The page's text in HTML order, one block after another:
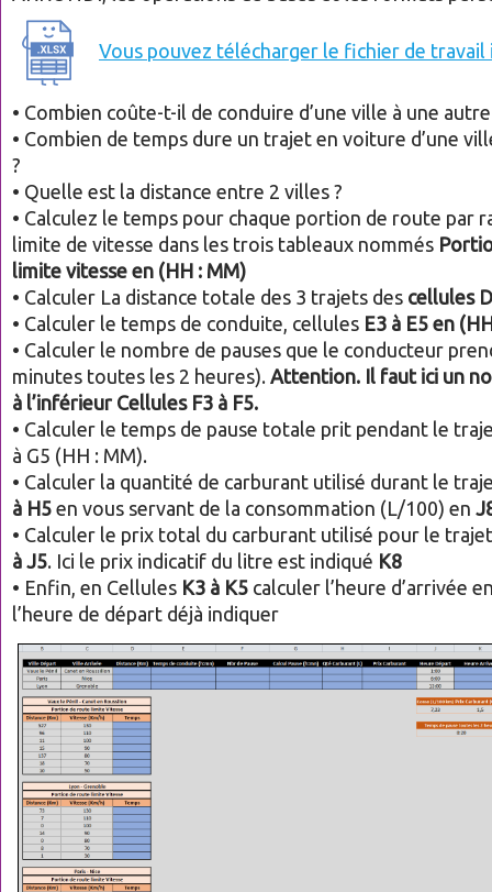
Vous pouvez télécharger le fichier de travail
• Combien coûte-t-il de conduire d’une ville à une autre
• Combien de temps dure un trajet en voiture d’une
?
• Quelle est la distance entre 2 villes ?
• Calculez le temps pour chaque portion de route par
limite de vitesse dans les trois tableaux nommés
limite vitesse en (HH : MM)
• Calculer La distance totale des 3 trajets des cellules
• Calculer le temps de conduite, cellules E3 à E5 en
• Calculer le nombre de pauses que le conducteur
minutes toutes les 2 heures). Attention. Il faut ici un
à l’inférieur Cellules F3 à F5.
• Calculer le temps de pause totale prit pendant le
à G5 (HH : MM).
• Calculer la quantité de carburant utilisé durant le
à H5 en vous servant de la consommation (L/100) en
• Calculer le prix total du carburant utilisé pour le
à J5. Ici le prix indicatif du litre est indiqué K8
• Enfin, en Cellules K3 à K5 calculer l’heure d’arrivée
l’heure de départ déjà indiquer